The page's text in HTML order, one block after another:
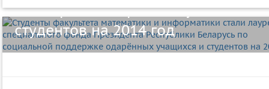
поддержке одарённых учащихся и
студентов на 2014 год